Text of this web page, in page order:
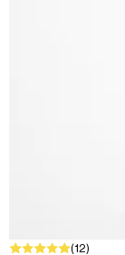
SALE (12)